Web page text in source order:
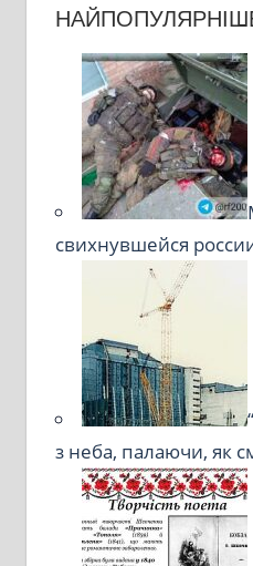
свихнувшейся
з неба, палаючи, як